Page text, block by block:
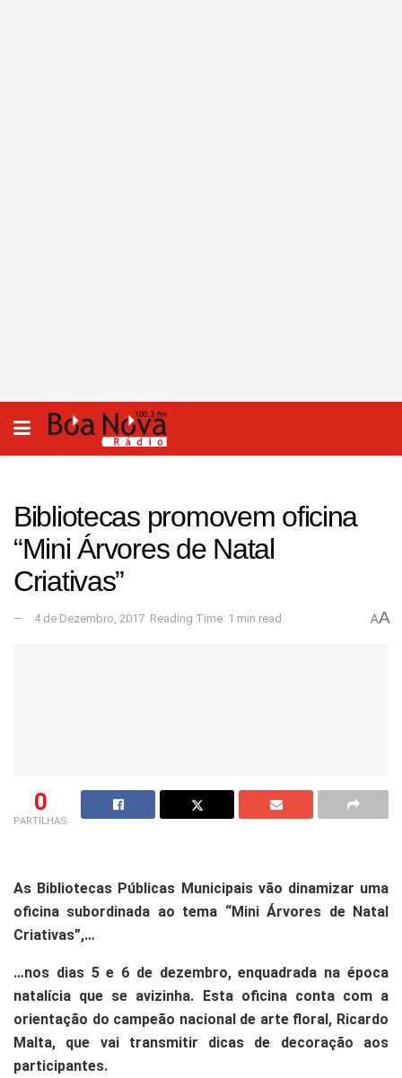
Bibliotecas promovem oficina
“Mini Árvores de Natal
Criativas”
4 de Dezembro, 2017 Reading Time: 1 min read AA
0
PARTILHAS
As Bibliotecas Públicas Municipais vão dinamizar uma
oficina subordinada ao tema “Mini Árvores de Natal
Criativas”,…
…nos dias 5 e 6 de dezembro, enquadrada na época
natalícia que se avizinha. Esta oficina conta com a
orientação do campeão nacional de arte floral, Ricardo
Malta, que vai transmitir dicas de decoração aos
participantes.